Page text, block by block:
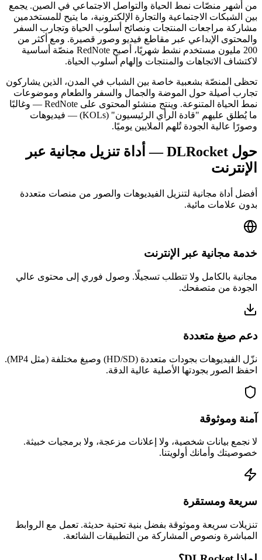
من أشهر منصّات نمط الحياة والتواصل الاجتماعي في الصين. يجمع
بين الشبكات الاجتماعية والتجارة الإلكترونية، ما يتيح للمستخدمين
مشاركة مراجعات المنتجات ونصائح أسلوب الحياة وتجارب السفر
والمحتوى الإبداعي عبر مقاطع فيديو وصور قصيرة. ومع أكثر من
200 مليون مستخدم نشط شهريًا، أصبح RedNote منصّة أساسية
لاكتشاف الاتجاهات والمنتجات وإلهام أسلوب الحياة.
تحظى المنصّة بشعبية خاصة بين الشباب في المدن، الذين يشاركون
تجارب أصيلة حول الموضة والجمال والسفر والطعام وموضوعات
نمط الحياة المتنوعة. وينتج منشئو المحتوى على RedNote — وغالبًا
ما يُطلق عليهم "قادة الرأي الرئيسيون" (KOLs) — فيديوهات
وصورًا عالية الجودة تُلهم الملايين يوميًا.
حول DLRocket — أداة تنزيل مجانية عبر
الإنترنت
أفضل أداة مجانية لتنزيل الفيديوهات والصور من منصات متعددة
بدون علامات مائية.
خدمة مجانية عبر الإنترنت
مجانية بالكامل ولا تتطلب تسجيلًا. وصول فوري إلى محتوى عالي
الجودة من متصفحك.
دعم صيغ متعددة
نزّل الفيديوهات بجودات متعددة (HD/SD) وصيغ مختلفة (مثل MP4).
احفظ الصور بجودتها الأصلية عالية الدقة.
آمنة وموثوقة
لا نجمع بيانات شخصية، ولا إعلانات مزعجة، ولا برمجيات خبيثة.
خصوصيتك وأمانك أولويتنا.
سريعة ومستقرة
تنزيلات سريعة وموثوقة بفضل بنية تحتية حديثة. تعمل مع الروابط
المباشرة ونصوص المشاركة من التطبيقات الشائعة.